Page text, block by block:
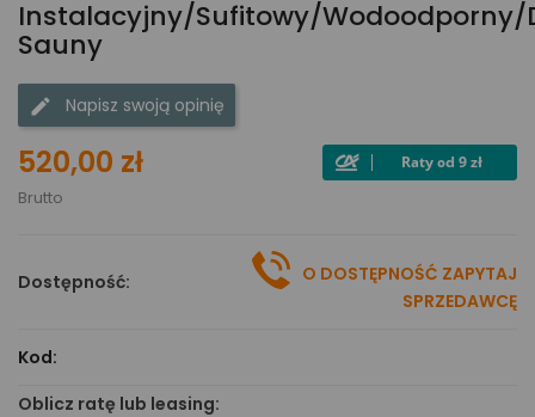
Instalacyjny/sufitowy/wodoodporny/
Sauny
Napisz swoją opinię
520,00 zł
Brutto
Dostępność:
O DOSTĘPNOŚĆ ZAPYTAJ
SPRZEDAWCĘ
Kod:
Oblicz ratę lub leasing: